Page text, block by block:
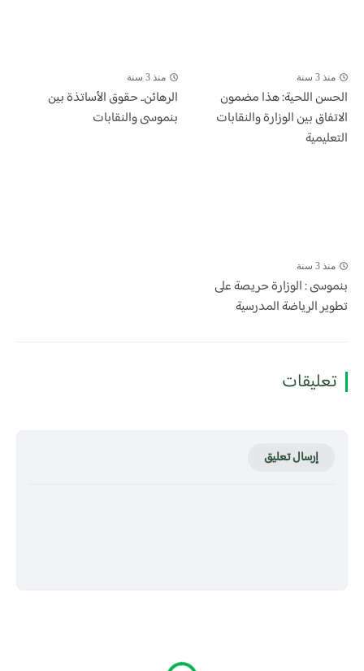
منذ 3 سنة
الحسن اللحية: هذا مضمون
الاتفاق بين الوزارة والنقابات
التعليمية
منذ 3 سنة
الرهائن.. حقوق الأساتذة بين
بنموسى والنقابات
منذ 3 سنة
بنموسى : الوزارة حريصة على
تطوير الرياضة المدرسية
تعليقات
إرسال تعليق